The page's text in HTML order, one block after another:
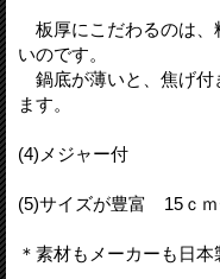
板厚にこだわるのは、
いのです。
鍋底が薄いと、焦げ付
ます。
(4)メジャー付
(5)サイズが豊富 15ｃ
＊素材もメーカーも日本